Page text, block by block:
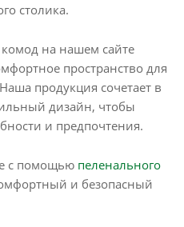
столика.
на нашем сайте
пространство для
продукция сочетает в
дизайн, чтобы
и предпочтения.
с помощью пеленального
и безопасный